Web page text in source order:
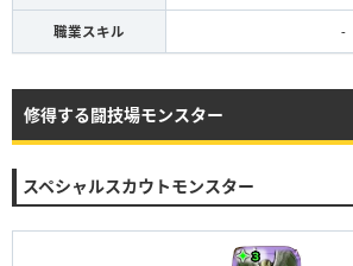
職業スキル -
修得する闘技場モンスター
スペシャルスカウトモンスター